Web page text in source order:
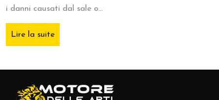
i danni causati dal sale o…
Lire la suite